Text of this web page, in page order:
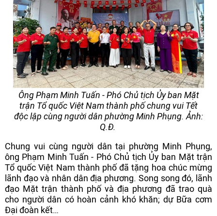
Ông Phạm Minh Tuấn - Phó Chủ tịch Ủy ban Mặt
trận Tổ quốc Việt Nam thành phố chung vui Tết
độc lập cùng người dân phường Minh Phụng. Ảnh:
Q.Đ.
Chung vui cùng người dân tại phường Minh Phụng,
ông Phạm Minh Tuấn - Phó Chủ tịch Ủy ban Mặt trận
Tổ quốc Việt Nam thành phố đã tặng hoa chúc mừng
lãnh đạo và nhân dân địa phương. Song song đó, lãnh
đạo Mặt trận thành phố và địa phương đã trao quà
cho người dân có hoàn cảnh khó khăn; dự Bữa cơm
Đại đoàn kết…